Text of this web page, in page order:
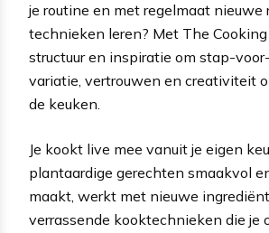
je routine en met regelmaat nieuwe
technieken leren? Met The Cooking
structuur en inspiratie om stap-
variatie, vertrouwen en creativiteit
de keuken.
Je kookt live mee vanuit je eigen
plantaardige gerechten smaakvol
maakt, werkt met nieuwe
verrassende kooktechnieken die je